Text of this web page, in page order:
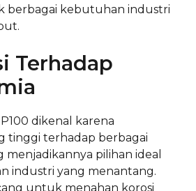
berbagai kebutuhan industri
Terhadap
dikenal karena
tinggi terhadap berbagai
menjadikannya pilihan ideal
industri yang menantang.
untuk menahan korosi